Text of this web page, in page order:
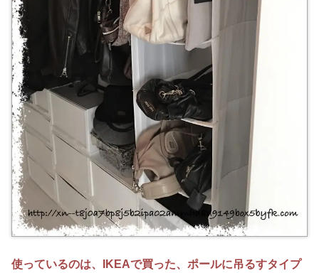
使っているのは、IKEAで買った、ポールに吊るすタイプ